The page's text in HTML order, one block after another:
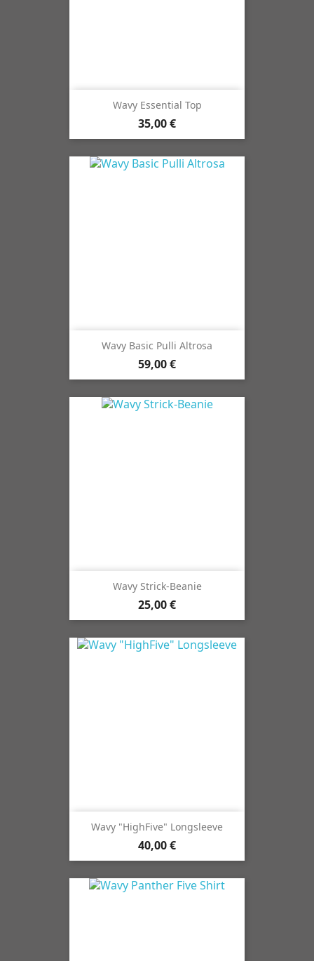
Wavy Essential Top
35,00 €
Wavy Basic Pulli Altrosa
59,00 €
Wavy Strick-Beanie
25,00 €
Wavy "HighFive" Longsleeve
40,00 €